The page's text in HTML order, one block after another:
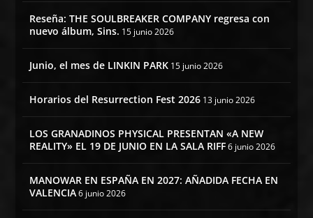
Reseña: THE SOULBREAKER COMPANY regresa con
nuevo álbum, Sins. 15 junio 2026
Junio, el mes de LINKIN PARK 15 junio 2026
Horarios del Resurrection Fest 2026 13 junio 2026
LOS GRANADINOS PHYSICAL PRESENTAN «A NEW
REALITY» EL 19 DE JUNIO EN LA SALA RIFF 6 junio 2026
MANOWAR EN ESPAÑA EN 2027: AÑADIDA FECHA EN
VALENCIA 6 junio 2026